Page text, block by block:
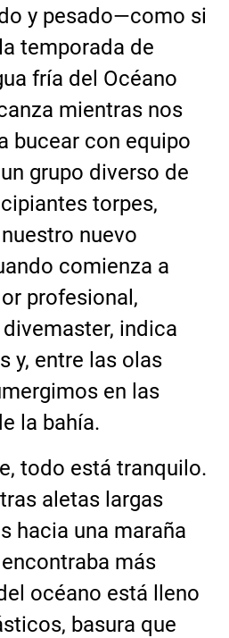
y pesado—como si
temporada de
fría del Océano
mientras nos
bucear con equipo
grupo diverso de
torpes,
nuevo
comienza a
profesional,
indica
y, entre las olas
en las
la bahía.
todo está tranquilo.
aletas largas
hacia una maraña
más
océano está lleno
basura que